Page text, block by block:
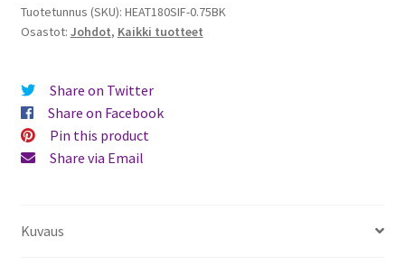
-
18AWG
"Musta"
määrä
Tuotetunnus (SKU): HEAT180SIF-0.75BK
Osastot: Johdot, Kaikki tuotteet
Share on Twitter
Share on Facebook
Pin this product
Share via Email
Kuvaus